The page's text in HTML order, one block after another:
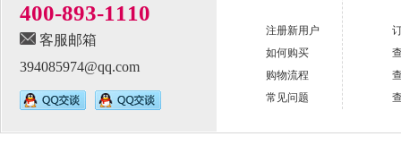
400-893-1110
客服邮箱
394085974@qq.com
注册新用户
如何购买
购物流程
常见问题